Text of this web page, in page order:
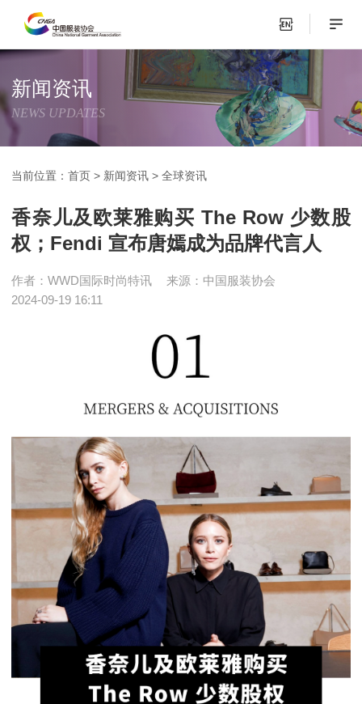
新闻资讯
NEWS UPDATES
当前位置：首页 > 新闻资讯 >全球资讯
香奈儿及欧莱雅购买 The Row 少数股
权；Fendi 宣布唐嫣成为品牌代言人
作者：WWD国际时尚特讯
来源：中国服装协会
2024-09-19 16:11